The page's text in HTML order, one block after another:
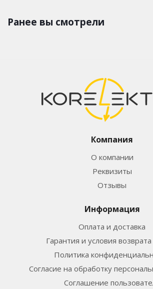
Ранее вы смотрели
Компания
О компании
Реквизиты
Отзывы
Информация
Оплата и доставка
Гарантия и условия
Политика
Согласие на обработку
Соглашение